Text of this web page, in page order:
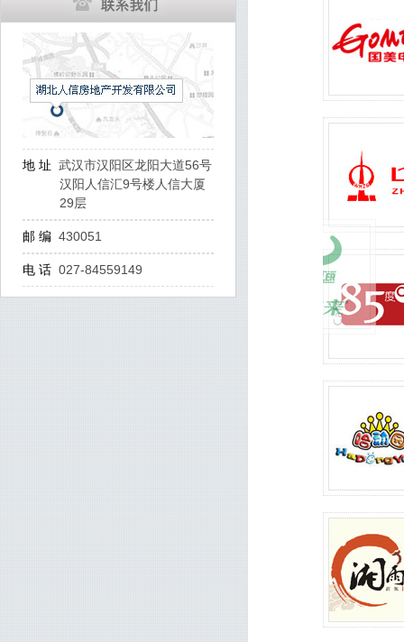
地 址 武汉市汉阳区龙阳大道56号
汉阳人信汇9号楼人信大厦
29层
邮 编 430051
电 话 027-84559149